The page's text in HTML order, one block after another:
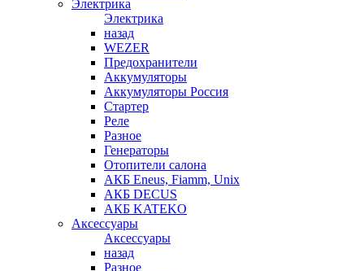
Электрика
Электрика
назад
WEZER
Предохранители
Аккумуляторы
Аккумуляторы Россия
Стартер
Реле
Разное
Генераторы
Отопители салона
АКБ Eneus, Fiamm, Unix
АКБ DECUS
АКБ KATEKO
Аксессуары
Аксессуары
назад
Разное